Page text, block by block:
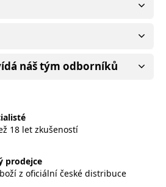
náš tým odborníků
18 let zkušeností
prodejce
z oficiální české distribuce